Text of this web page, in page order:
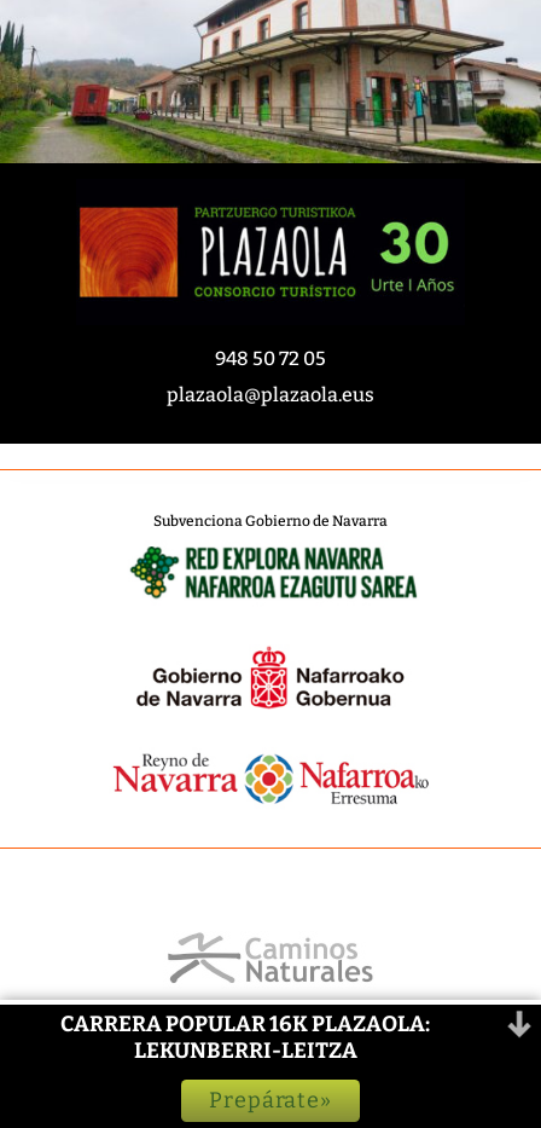
948 50 72 05
plazaola@plazaola.eus
Subvenciona Gobierno de Navarra
CARRERA POPULAR 16K PLAZAOLA:
LEKUNBERRI-LEITZA
Prepárate»